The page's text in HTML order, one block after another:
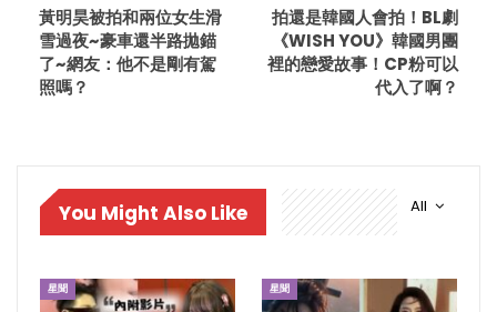
黃明昊被拍和兩位女生滑
雪過夜~豪車還半路拋錨
了~網友：他不是剛有駕
照嗎？
拍還是韓國人會拍！BL劇
《WISH YOU》韓國男團
裡的戀愛故事！CP粉可以
代入了啊？
All
You Might Also Like
星聞 星聞